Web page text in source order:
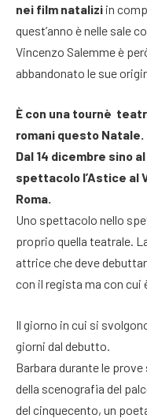
nei film natalizi in
quest’anno è nelle sale
Vincenzo Salemme è
abbandonato le sue
È con una tournè
romani questo Natale.
Dal 14 dicembre sino
spettacolo l’Astice al
Roma.
Uno spettacolo nello
proprio quella teatrale.
attrice che deve
con il regista ma con cui
Il giorno in cui si
giorni dal debutto.
Barbara durante le
della scenografia del
del cinquecento, un